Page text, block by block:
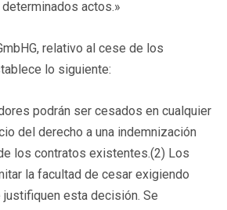
actos.»
relativo al cese de los
lo siguiente:
podrán ser cesados en cualquier
del derecho a una indemnización
los contratos existentes.(2) Los
la facultad de cesar exigiendo
esta decisión. Se